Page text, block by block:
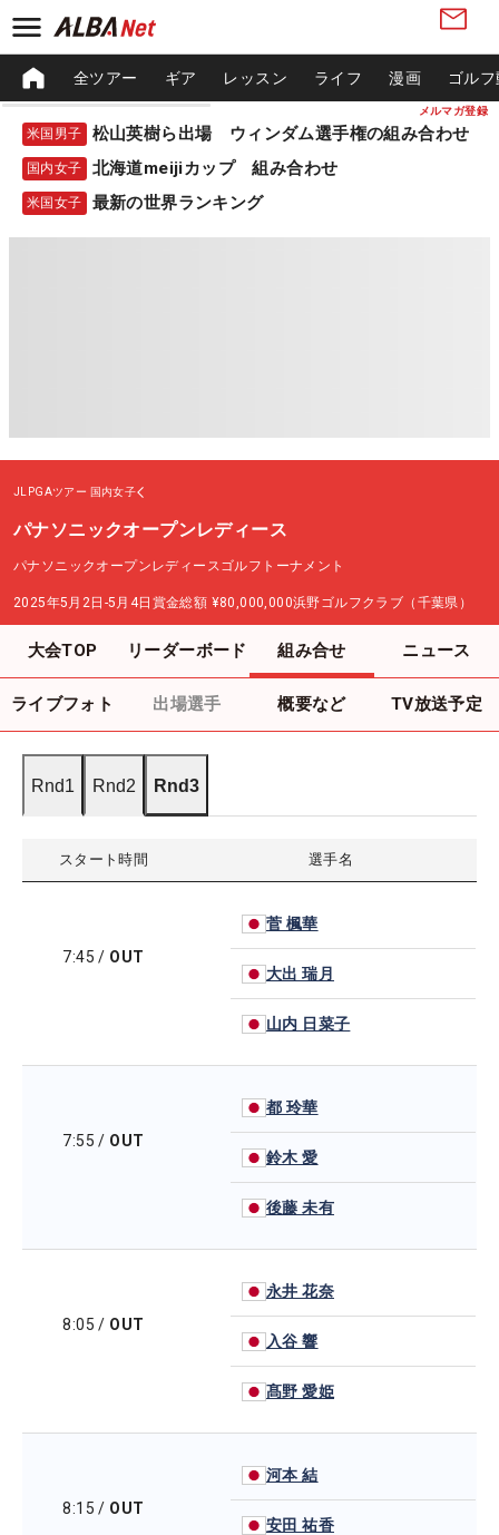
メルマガ登録
全ツアー ギア レッスン ライフ 漫画 ゴル
米国男子 松山英樹ら出場 ウィンダム選手権の組み合わせ
国内女子 北海道meijiカップ 組み合わせ
米国女子 最新の世界ランキング
JLPGAツアー 国内女子
パナソニックオープンレディース
パナソニックオープンレディースゴルフトーナメント
2025年5月2日-5月4日 賞金総額 ¥80,000,000浜野ゴルフクラブ（千葉県）
大会TOP リーダーボード 組み合せ ニュース
ライブフォト 出場選手 概要など TV放送予定
Rnd1 Rnd2 Rnd3
スタート時間 選手名
7:45 / OUT
菅 楓華
大出 瑞月
山内 日菜子
7:55 / OUT
都 玲華
鈴木 愛
後藤 未有
8:05 / OUT
永井 花奈
入谷 響
髙野 愛姫
8:15 / OUT
河本 結
安田 祐香